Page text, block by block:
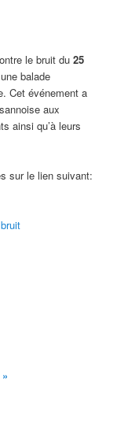
le bruit du25
balade
Cet événement a
aux
ainsi qu’à leurs
sur le lien suivant: